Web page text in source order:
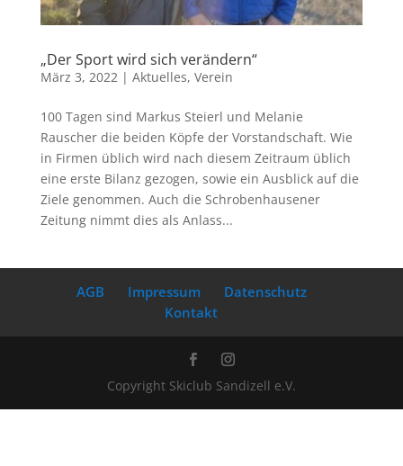
„Der Sport wird sich verändern“
März 3, 2022 | Aktuelles, Verein
100 Tagen sind Markus Steierl und Melanie
Rauscher die beiden Köpfe der Vorstandschaft. Wie
in Firmen üblich wird nach diesem Zeitraum üblich
eine erste Bilanz gezogen, sowie ein Ausblick auf die
Ziele genommen. Auch die Schrobenhausener
Zeitung nimmt dies als Anlass...
AGB Impressum
Datenschutz
Kontakt
Copyright Skiclub Sandizell e.V.